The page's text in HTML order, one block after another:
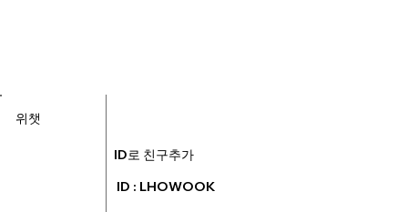
​​위챗
ID : LHOWOOK
ID로 친구추가